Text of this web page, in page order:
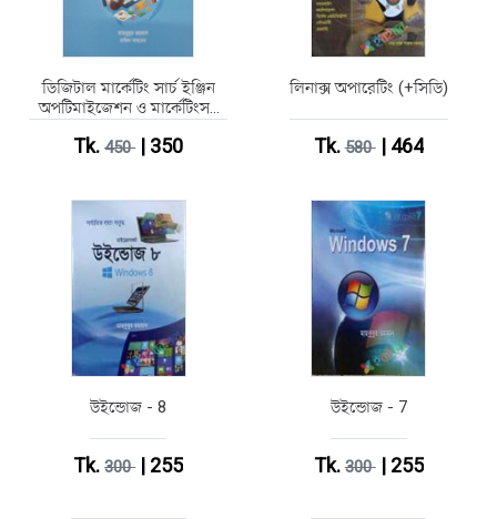
ডিজিটাল মার্কেটিং সার্চ ইঞ্জিন
অপটিমাইজেশন ও মার্কেটিংসহ
Tk.450| 350
লিনাক্স অপারেটিং (+সিডি)
Tk.580| 464
উইন্ডোজ - 8
Tk.300| 255
উইন্ডোজ - 7
Tk.300| 255